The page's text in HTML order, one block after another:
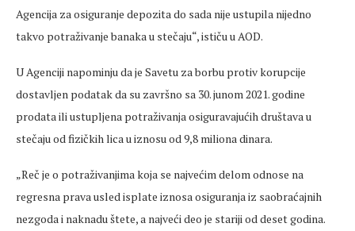
Agencija za osiguranje depozita do sada nije ustupila nijedno
takvo potraživanje banaka u stečaju“, ističu u AOD.
U Agenciji napominju da je Savetu za borbu protiv korupcije
dostavljen podatak da su završno sa 30. junom 2021. godine
prodata ili ustupljena potraživanja osiguravajućih društava u
stečaju od fizičkih lica u iznosu od 9,8 miliona dinara.
„Reč je o potraživanjima koja se najvećim delom odnose na
regresna prava usled isplate iznosa osiguranja iz saobraćajnih
nezgoda i naknadu štete, a najveći deo je stariji od deset godina.